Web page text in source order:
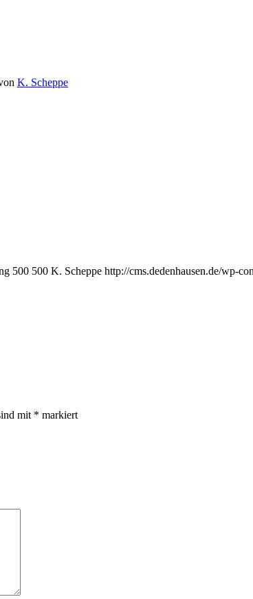
K. Scheppe
500 500 K. Scheppe http://cms.dedenhausen.de/wp-
mit * markiert